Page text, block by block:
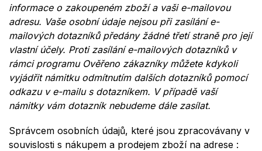
informace o zakoupeném zboží a vaši e-mailovou
adresu. Vaše osobní údaje nejsou při zasílání e-
mailových dotazníků předány žádné třetí straně pro její
vlastní účely. Proti zasílání e-mailových dotazníků v
rámci programu Ověřeno zákazníky můžete kdykoli
vyjádřit námitku odmítnutím dalších dotazníků pomocí
odkazu v e-mailu s dotazníkem. V případě vaší
námitky vám dotazník nebudeme dále zasílat.
Správcem osobních údajů, které jsou zpracovávany v
souvislosti s nákupem a prodejem zbožína adrese :